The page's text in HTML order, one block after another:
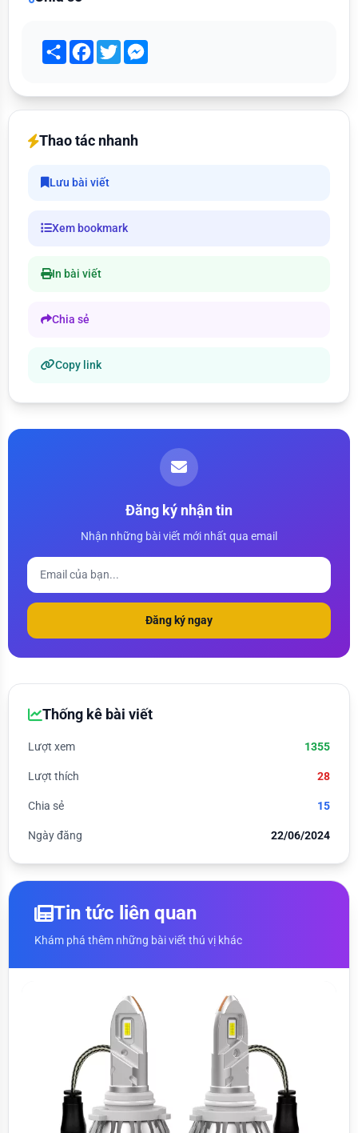
Share Facebook
Twitter
Thao tác nhanh
Lưu bài viết
Xem bookmark
In bài viết
Chia sẻ
Copy link
Đăng ký nhận tin
Nhận những bài viết mới nhất qua email
Đăng ký ngay
Thống kê bài viết
Lượt xem 1355
Lượt thích 28
Chia sẻ 15
Ngày đăng 22/06/2024
Tin tức liên quan
Khám phá thêm những bài viết thú vị khác